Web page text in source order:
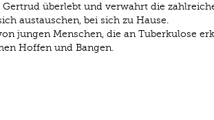
überlebt und verwahrt die
austauschen, bei sich zu Hause.
jungen Menschen, die an Tuberkulose
Hoffen und Bangen.